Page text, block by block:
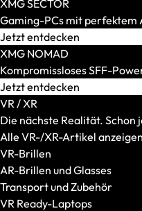
XMG SECTOR
Gaming-PCs mit
Jetzt entdecken
XMG NOMAD
Kompromissloses SFF-
Jetzt entdecken
VR / XR
Die nächste Realität. Schon
Alle VR-/XR-Artikel anzeigen
VR-Brillen
AR-Brillen und Glasses
Transport und Zubehör
VR Ready-Laptops
Alle anzeigen
Rucksäcke
Sleeves
Umhängetasche
Tragetaschen
Trolley